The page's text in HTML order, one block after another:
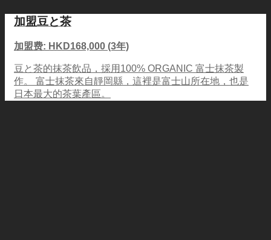
加盟豆と茶
加盟费: HKD168,000 (3年)
豆と茶的抹茶飲品，採用100% ORGANIC 富士抹茶製
作。 富士抹茶來自靜岡縣，這裡是富士山所在地，也是
日本最大的茶葉產區。